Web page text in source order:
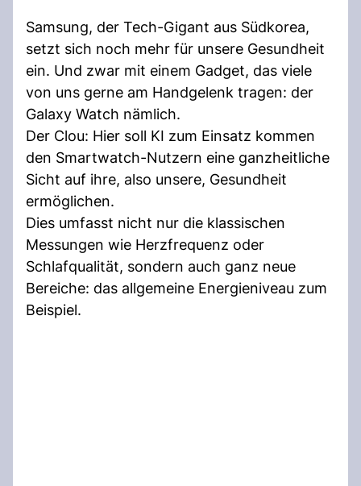
Samsung, der Tech-Gigant aus Südkorea,
setzt sich noch mehr für unsere Gesundheit
ein. Und zwar mit einem Gadget, das viele
von uns gerne am Handgelenk tragen: der
Galaxy Watch nämlich.
Der Clou: Hier soll KI zum Einsatz kommen
den Smartwatch-Nutzern eine ganzheitliche
Sicht auf ihre, also unsere, Gesundheit
ermöglichen.
Dies umfasst nicht nur die klassischen
Messungen wie Herzfrequenz oder
Schlafqualität, sondern auch ganz neue
Bereiche: das allgemeine Energieniveau zum
Beispiel.